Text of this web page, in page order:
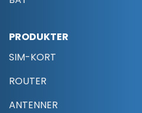
PRODUKTER
SIM-KORT
ROUTER
ANTENNER